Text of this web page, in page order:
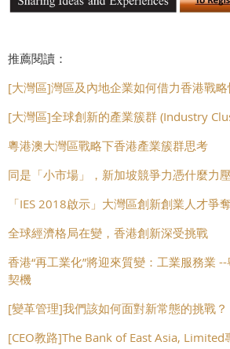
推薦閱讀：
[大灣區]灣區及內地企業如何借力香港戰略
[大灣區]全球創新的產業簇群 (Industry
粵港澳大灣區戰略下香港產業簇群思考
同是「小市場」，新加坡競爭力憑什麼力
「IES 2018啟示」大灣區創新創業人才爭
全球經濟格局在變，香港創新深受挑戰
香港“再工業化”將迎來質變：工業服務業
契機
[變革管理]我們該如何面對新常態的挑戰？
[CEO教路]The Bank of East Asia, Limited